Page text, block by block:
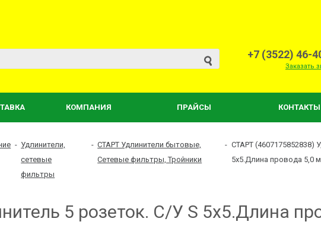
+7 (3522) 46-
Заказать
КОМПАНИЯ ПРАЙСЫ КОНТАКТЫ
- Удлинители,
сетевые
фильтры
- СТАРТ Удлинители бытовые,
Сетевые фильтры, Тройники
- СТАРТ (4607175852838)
5x5.Длина провода 5,0
5 розеток. С/У S 5x5.Длина